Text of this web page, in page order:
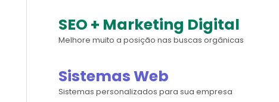
SEO + Marketing Digital
Melhore muito a posição nas buscas orgânicas
Sistemas Web
Sistemas personalizados para sua empresa